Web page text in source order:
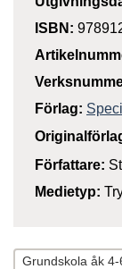
ISBN:
Förlag:
Författare:
Medietyp:
Grundskola åk 4-